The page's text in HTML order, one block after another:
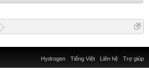
Liên hệ Trợ giúp
Hydrogen Tiếng Việt